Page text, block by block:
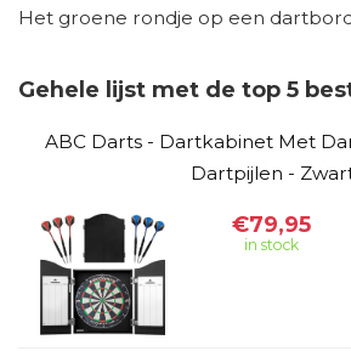
Het groene rondje op een
Gehele lijst met de top 5
ABC Darts - Dartkabinet Met
Dartpijlen -
€79,95
in stock